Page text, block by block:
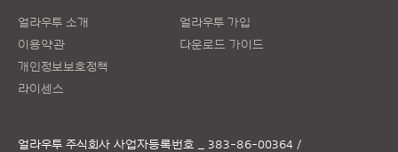
얼라우투 소개
이용약관
개인정보보호정책
라이센스
얼라우투 가입
다운로드 가이드
얼라우투 주식회사 사업자등록번호 _ 383-86-00364 /